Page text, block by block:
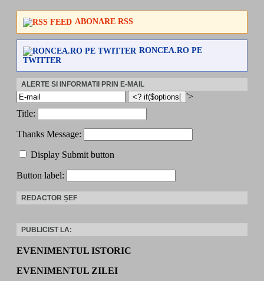
ABONARE RSS
RONCEA.RO PE
TWITTER
ALERTE SI INFORMATII PRIN E-MAIL
'>
Title:
Thanks Message:
Display Submit button
Button label:
REDACTOR ȘEF
PUBLICIST LA:
EVENIMENTUL ISTORIC
EVENIMENTUL ZILEI